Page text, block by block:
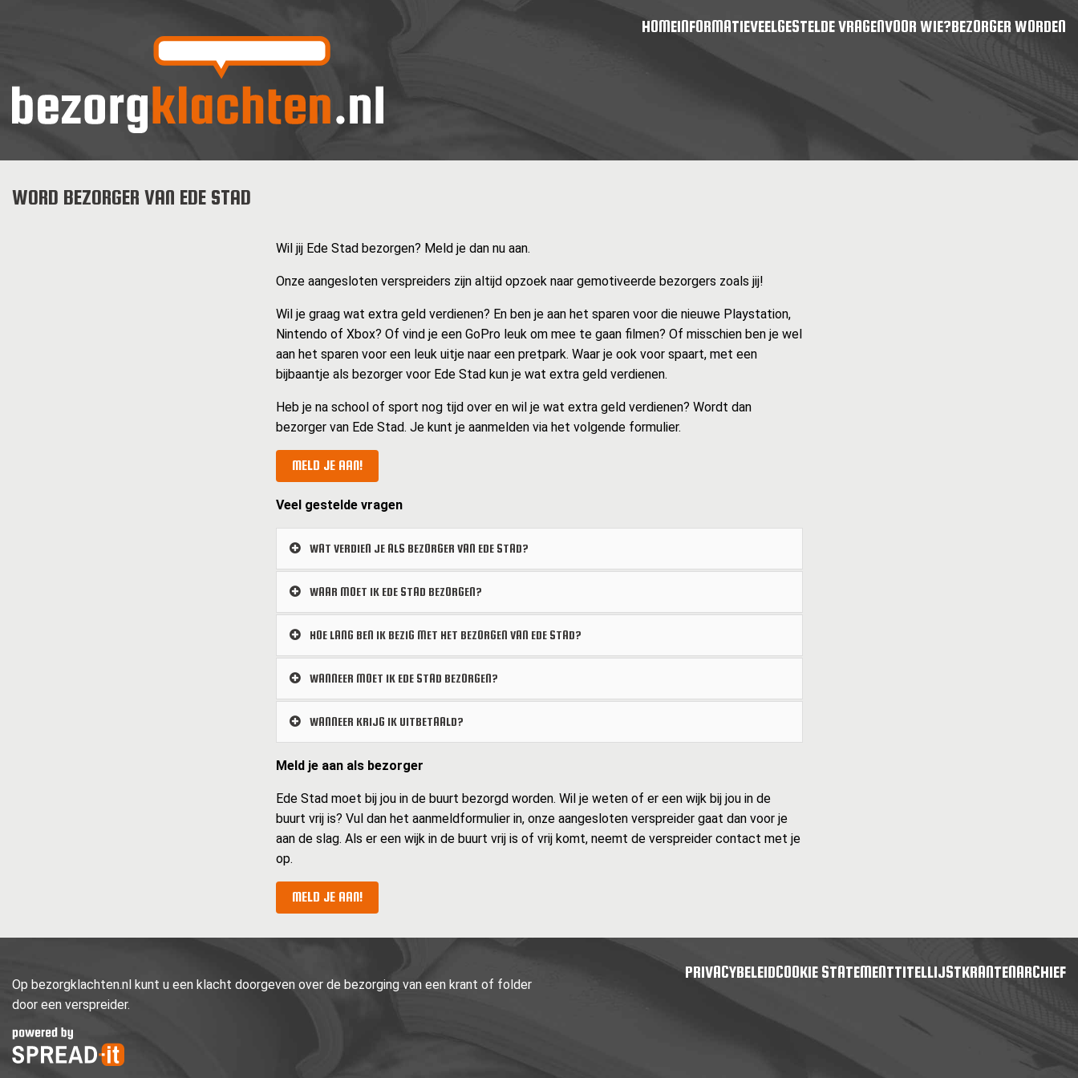
HOMEINFORMATIEVEELGESTELDE VRAGENVOOR WIE?BEZORGER WORDEN
WORD BEZORGER VAN EDE STAD
Wil jij Ede Stad bezorgen? Meld je dan nu aan.
Onze aangesloten verspreiders zijn altijd opzoek naar gemotiveerde bezorgers zoals jij!
Wil je graag wat extra geld verdienen? En ben je aan het sparen voor die nieuwe Playstation,
Nintendo of Xbox? Of vind je een GoPro leuk om mee te gaan filmen? Of misschien ben je wel
aan het sparen voor een leuk uitje naar een pretpark. Waar je ook voor spaart, met een
bijbaantje als bezorger voor Ede Stad kun je wat extra geld verdienen.
Heb je na school of sport nog tijd over en wil je wat extra geld verdienen? Wordt dan
bezorger van Ede Stad. Je kunt je aanmelden via het volgende formulier.
MELD JE AAN!
Veel gestelde vragen
WAT VERDIEN JE ALS BEZORGER VAN EDE STAD?
WAAR MOET IK EDE STAD BEZORGEN?
HOE LANG BEN IK BEZIG MET HET BEZORGEN VAN EDE STAD?
WANNEER MOET IK EDE STAD BEZORGEN?
WANNEER KRIJG IK UITBETAALD?
Meld je aan als bezorger
Ede Stad moet bij jou in de buurt bezorgd worden. Wil je weten of er een wijk bij jou in de
buurt vrij is? Vul dan het aanmeldformulier in, onze aangesloten verspreider gaat dan voor je
aan de slag. Als er een wijk in de buurt vrij is of vrij komt, neemt de verspreider contact met je
op.
MELD JE AAN!
Op bezorgklachten.nl kunt u een klacht doorgeven over de bezorging van een krant of folder
door een verspreider.
PRIVACYBELEIDCOOKIE STATEMENTTITELLIJSTKRANTENARCHIEF